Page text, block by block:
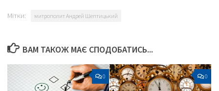
Мітки: митрополит Андрей Шептицький
ВАМ ТАКОЖ МАЄ СПОДОБАТИСЬ...
0 0